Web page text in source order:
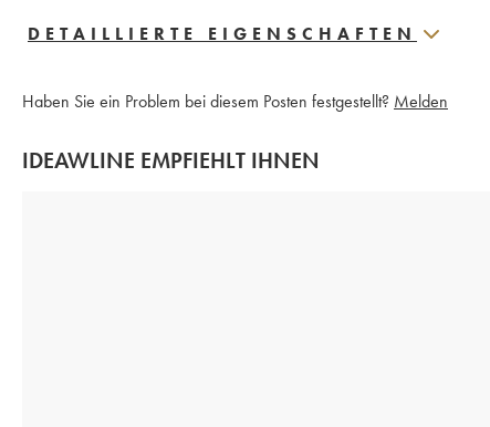
DETAILLIERTE EIGENSCHAFTEN
Haben Sie ein Problem bei diesem Posten festgestellt? Melden
IDEAWLINE EMPFIEHLT IHNEN